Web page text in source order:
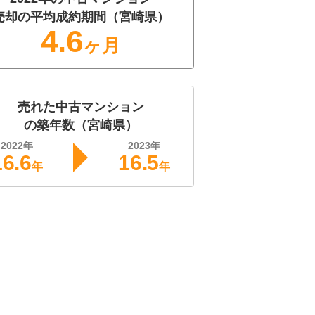
却の平均成約期間（宮崎県）
4.6ヶ月
売れた中古マンション
の築年数（宮崎県）
2022年
年
2023年
16.5年